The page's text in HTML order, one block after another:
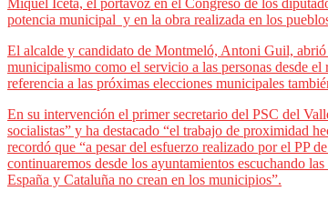
potencia municipal y en la obra realizada en los
El alcalde y candidato de Montmeló, Antoni Guil, abrió
municipalismo como el servicio a las personas desde
referencia a las próximas elecciones municipales
En su intervención el primer secretario del PSC del
socialistas” y ha destacado “el trabajo de proximidad
recordó que “a pesar del esfuerzo realizado por el PP
continuaremos desde los ayuntamientos escuchando
España y Cataluña no crean en los municipios”.